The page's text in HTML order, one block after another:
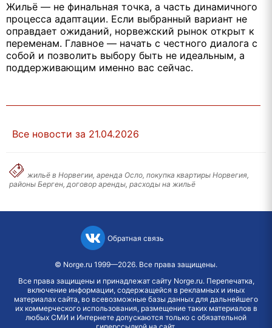
Жильё — не финальная точка, а часть динамичного
процесса адаптации. Если выбранный вариант не
оправдает ожиданий, норвежский рынок открыт к
переменам. Главное — начать с честного диалога с
собой и позволить выбору быть не идеальным, а
поддерживающим именно вас сейчас.
Все новости за 21.04.2026
жильё в Норвегии, аренда Осло, покупка квартиры Норвегия,
районы Берген, договор аренды, расходы на жильё
Обратная связь
© Norge.ru 1999—2026. Все права защищены.
Все права защищены и принадлежат сайту Norge.ru. Перепечатка,
включение информации, содержащейся в рекламных и иных
материалах сайта, во всевозможные базы данных для дальнейшего
их коммерческого использования, размещение таких материалов в
любых СМИ и Интернете допускаются только с обязательной